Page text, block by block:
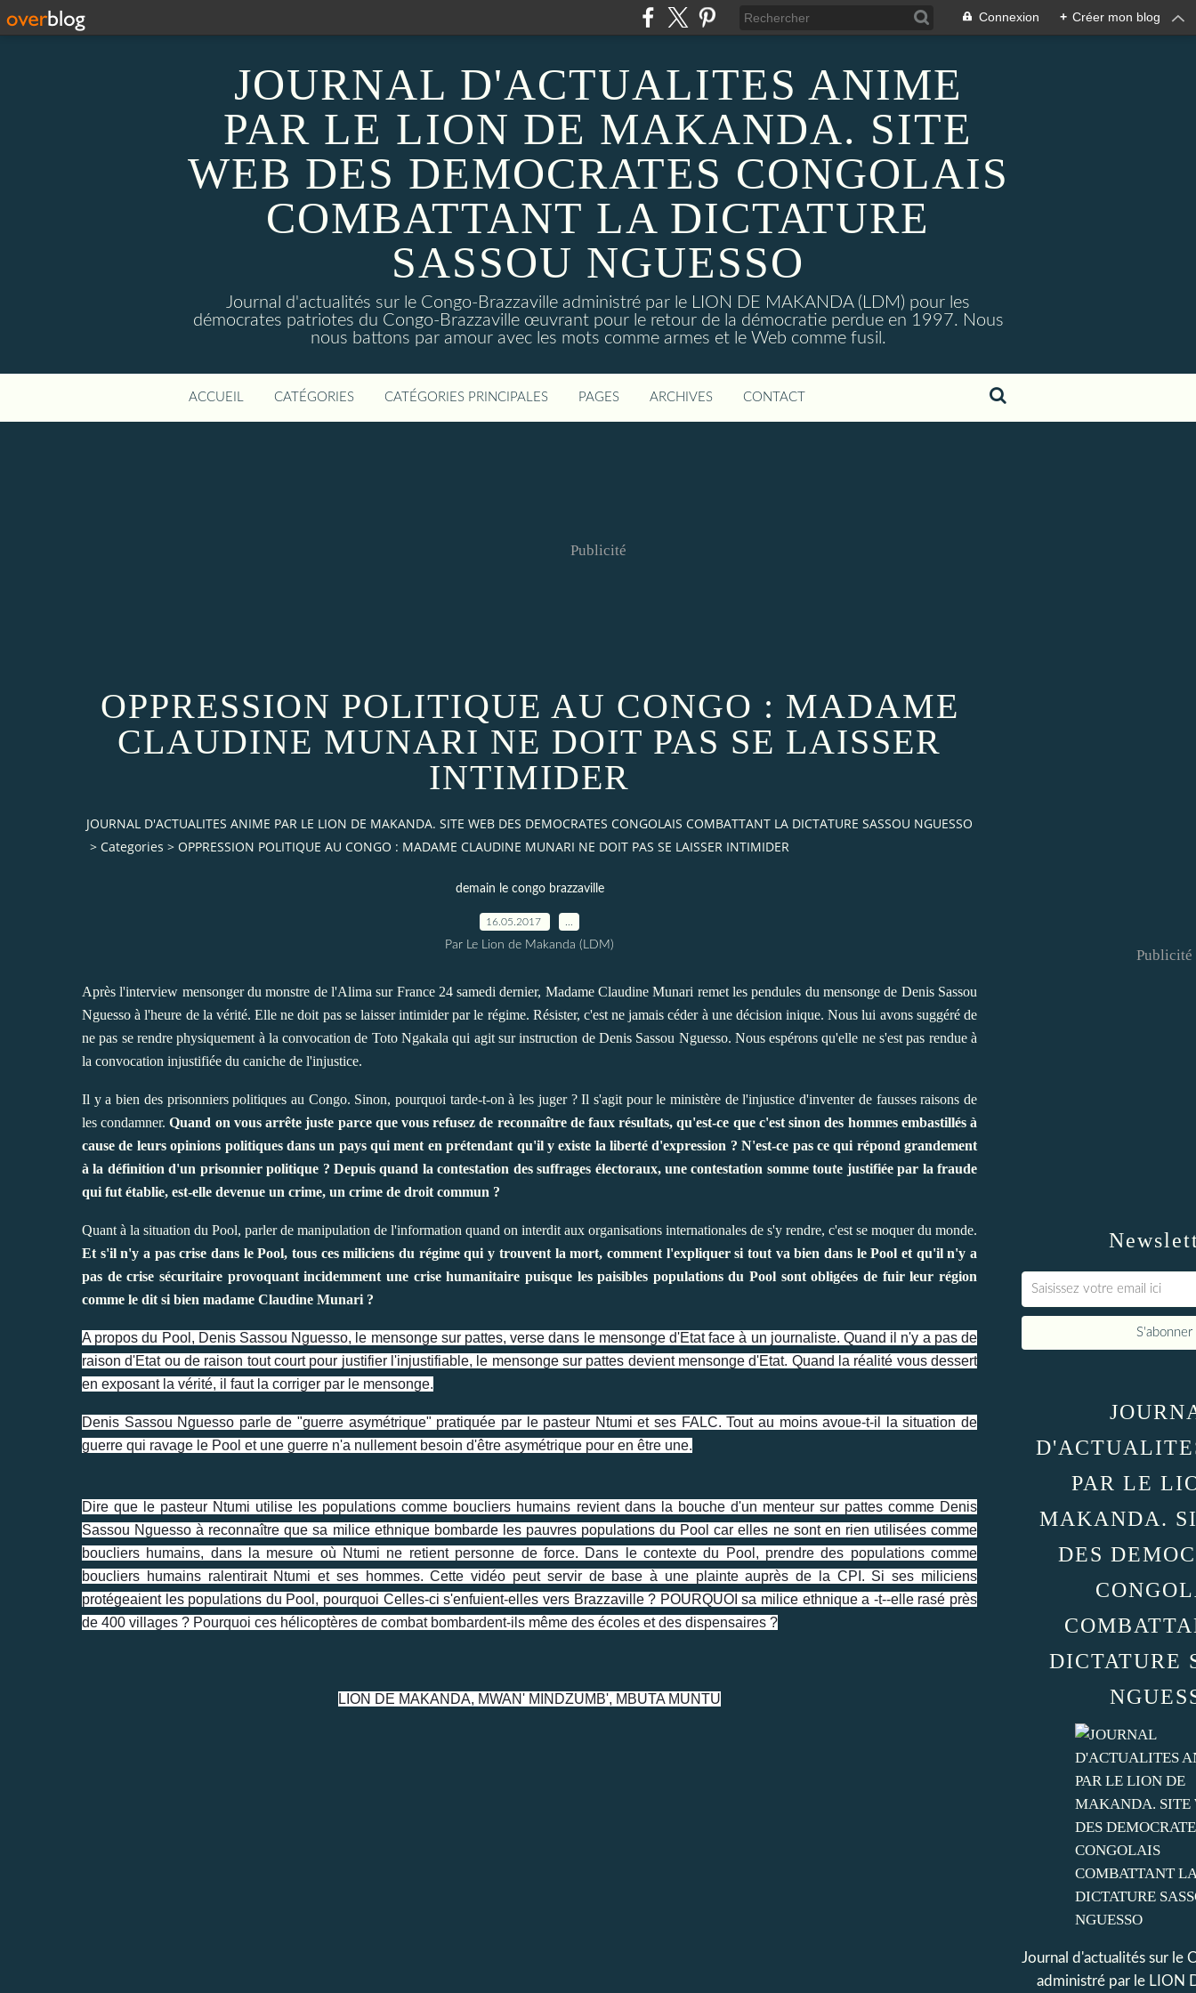
Connexion + Créer mon blog
JOURNAL D'ACTUALITES ANIME
PAR LE LION DE MAKANDA. SITE
WEB DES DEMOCRATES CONGOLAIS
COMBATTANT LA DICTATURE
SASSOU NGUESSO
Journal d'actualités sur le Congo-Brazzaville administré par le LION DE MAKANDA (LDM) pour les
démocrates patriotes du Congo-Brazzaville œuvrant pour le retour de la démocratie perdue en 1997. Nous
nous battons par amour avec les mots comme armes et le Web comme fusil.
ACCUEIL CATÉGORIES CATÉGORIES PRINCIPALES PAGES ARCHIVES CONTACT
Publicité
OPPRESSION POLITIQUE AU CONGO : MADAME
CLAUDINE MUNARI NE DOIT PAS SE LAISSER
INTIMIDER
JOURNAL D'ACTUALITES ANIME PAR LE LION DE MAKANDA. SITE WEB DES DEMOCRATES CONGOLAIS COMBATTANT LA DICTATURE SASSOU NGUESSO
> Categories > OPPRESSION POLITIQUE AU CONGO : MADAME CLAUDINE MUNARI NE DOIT PAS SE LAISSER INTIMIDER
demain le congo brazzaville
16.05.2017
Par Le Lion de Makanda (LDM)
Après l'interview mensonger du monstre de l'Alima sur France 24 samedi dernier, Madame Claudine Munari remet les pendules du mensonge de Denis Sassou
Nguesso à l'heure de la vérité. Elle ne doit pas se laisser intimider par le régime. Résister, c'est ne jamais céder à une décision inique. Nous lui avons suggéré de
ne pas se rendre physiquement à la convocation de Toto Ngakala qui agit sur instruction de Denis Sassou Nguesso. Nous espérons qu'elle ne s'est pas rendue à
la convocation injustifiée du caniche de l'injustice.
Il y a bien des prisonniers politiques au Congo. Sinon, pourquoi tarde-t-on à les juger ? Il s'agit pour le ministère de l'injustice d'inventer de fausses raisons de
les condamner.Quand on vous arrête juste parce que vous refusez de reconnaître de faux résultats, qu'est-ce que c'est sinon des hommes embastillés à
cause de leurs opinions politiques dans un pays qui ment en prétendant qu'il y existe la liberté d'expression ? N'est-ce pas ce qui répond grandement
à la définition d'un prisonnier politique ? Depuis quand la contestation des suffrages électoraux, une contestation somme toute justifiée par la fraude
qui fut établie, est-elle devenue un crime, un crime de droit commun ?
Quant à la situation du Pool, parler de manipulation de l'information quand on interdit aux organisations internationales de s'y rendre, c'est se moquer du monde.
Et s'il n'y a pas crise dans le Pool, tous ces miliciens du régime qui y trouvent la mort, comment l'expliquer si tout va bien dans le Pool et qu'il n'y a
pas de crise sécuritaire provoquant incidemment une crise humanitaire puisque les paisibles populations du Pool sont obligées de fuir leur région
comme le dit si bien madame Claudine Munari ?
A propos du Pool, Denis Sassou Nguesso, le mensonge sur pattes, verse dans le mensonge d'Etat face à un journaliste. Quand il n'y a pas de
raison d'Etat ou de raison tout court pour justifier l'injustifiable, le mensonge sur pattes devient mensonge d'Etat. Quand la réalité vous dessert
en exposant la vérité, il faut la corriger par le mensonge.
Denis Sassou Nguesso parle de "guerre asymétrique" pratiquée par le pasteur Ntumi et ses FALC. Tout au moins avoue-t-il la situation de
guerre qui ravage le Pool et une guerre n'a nullement besoin d'être asymétrique pour en être une.
Dire que le pasteur Ntumi utilise les populations comme boucliers humains revient dans la bouche d'un menteur sur pattes comme Denis
Sassou Nguesso à reconnaître que sa milice ethnique bombarde les pauvres populations du Pool car elles ne sont en rien utilisées comme
boucliers humains, dans la mesure où Ntumi ne retient personne de force. Dans le contexte du Pool, prendre des populations comme
boucliers humains ralentirait Ntumi et ses hommes. Cette vidéo peut servir de base à une plainte auprès de la CPI. Si ses miliciens
protégeaient les populations du Pool, pourquoi Celles-ci s'enfuient-elles vers Brazzaville ? POURQUOI sa milice ethnique a -t--elle rasé près
de 400 villages ? Pourquoi ces hélicoptères de combat bombardent-ils même des écoles et des dispensaires ?
LION DE MAKANDA, MWAN' MINDZUMB', MBUTA MUNTU
Publicité
PAR LE
MAKANDA.
DES
DICTATURE
Journal d'actualités sur le
administré par le LION